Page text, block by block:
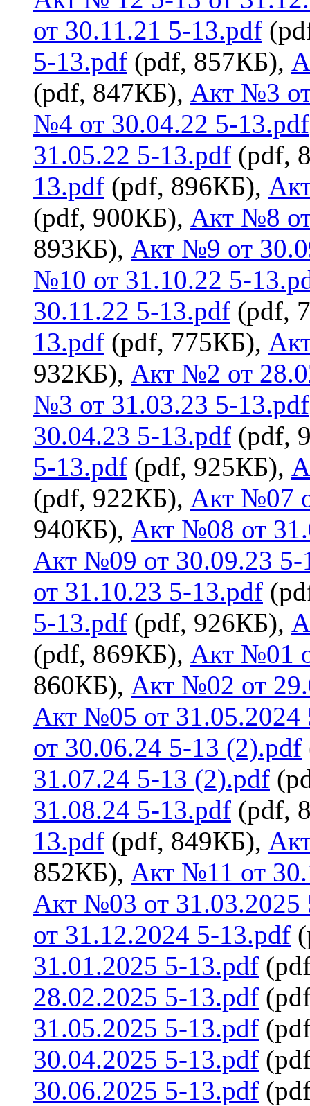
от 30.11.21 5-13.pdf
5-13.pdf (pdf, 857КБ),
(pdf, 847КБ), Акт №3
№4 от 30.04.22 5-13.pdf
31.05.22 5-13.pdf (pdf,
13.pdf (pdf, 896КБ),
(pdf, 900КБ), Акт №8
893КБ), Акт №9 от
№10 от 31.10.22 5-
30.11.22 5-13.pdf (pdf,
13.pdf (pdf, 775КБ),
932КБ), Акт №2 от
№3 от 31.03.23 5-13.pdf
30.04.23 5-13.pdf (pdf,
5-13.pdf (pdf, 925КБ),
(pdf, 922КБ), Акт №07
940КБ), Акт №08 от
Акт №09 от 30.09.23 5-
от 31.10.23 5-13.pdf
5-13.pdf (pdf, 926КБ),
(pdf, 869КБ), Акт №01
860КБ), Акт №02 от
Акт №05 от 31.05.2024
от 30.06.24 5-13 (2).pdf
31.07.24 5-13 (2).pdf
31.08.24 5-13.pdf (pdf,
13.pdf (pdf, 849КБ),
852КБ), Акт №11 от
Акт №03 от 31.03.2025
от 31.12.2024 5-13.pdf
31.01.2025 5-13.pdf
28.02.2025 5-13.pdf
31.05.2025 5-13.pdf
30.04.2025 5-13.pdf
30.06.2025 5-13.pdf